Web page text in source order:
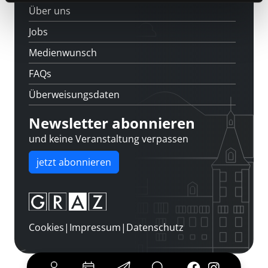
Über uns
Jobs
Medienwunsch
FAQs
Überweisungsdaten
Newsletter abonnieren
und keine Veranstaltung verpassen
jetzt abonnieren
Cookies| Impressum| Datenschutz